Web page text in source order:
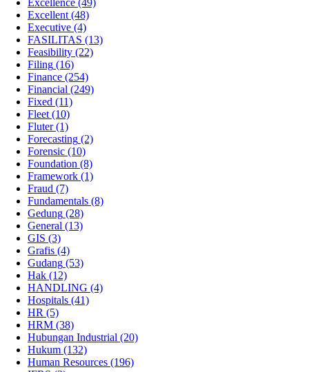
Excellence (49)
Excellent(48)
Executive (4)
FASILITAS (13)
Feasibility (22)
Filing (16)
Finance (254)
Financial (249)
Fixed (11)
Fleet(10)
Fluter(1)
Forecasting (2)
Forensic (10)
Foundation (8)
Framework (1)
Fraud (7)
Fundamentals (8)
Gedung (28)
General (13)
GIS (3)
Grafis (4)
Gudang (53)
Hak (12)
HANDLING (4)
Hospitals (41)
HR (5)
HRM (38)
Hubungan Industrial (20)
Hukum (132)
Human Resources (196)